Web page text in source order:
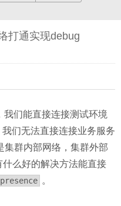
打通实现debug
们能直接连接测试环境
们无法直接连接业务服务
集群内部网络，集群外部
么好的解决方法能直接
。